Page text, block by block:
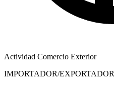
Actividad Comercio Exterior
IMPORTADOR/EXPORTADOR